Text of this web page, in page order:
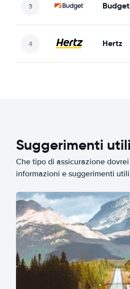
Budget
Hertz
Suggerimenti
Che tipo di assicurazione
informazioni e suggerimenti